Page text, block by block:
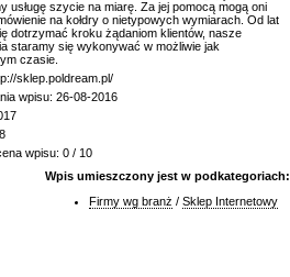
usługę szycie na miarę. Za jej pomocą mogą oni
na kołdry o nietypowych wymiarach. Od lat
dotrzymać kroku żądaniom klientów, nasze
staramy się wykonywać w możliwie jak
czasie.
sklep.poldream.pl/
wpisu: 26-08-2016
wpisu: 0 / 10
Wpis umieszczony jest w podkategoriach:
Firmy wg branż / Sklep Internetowy